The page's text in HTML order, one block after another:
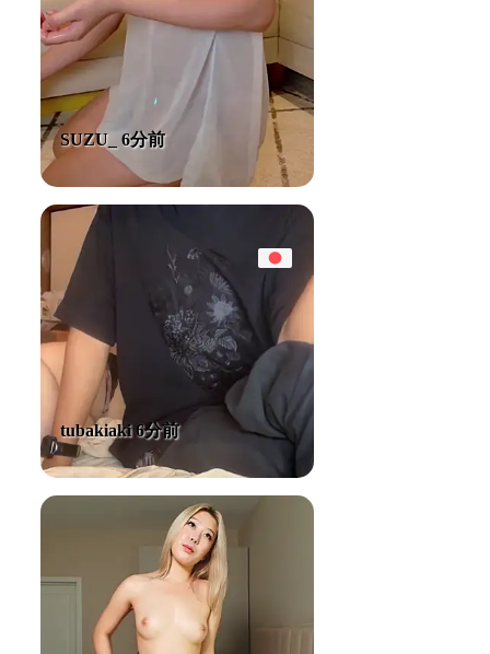
SUZU_ 6分前
tubakiaki 6分前